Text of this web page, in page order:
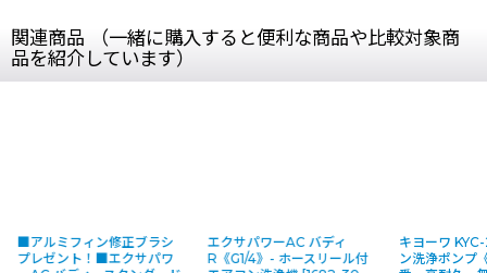
関連商品 （一緒に購入すると便利な商品や比較対象商
品を紹介しています）
■アルミフィン修正ブラシ
プレゼント！■エクサパワ
エクサパワーAC バディ
R《G1/4》- ホースリール付
キヨーワ
ン洗浄ポンプ